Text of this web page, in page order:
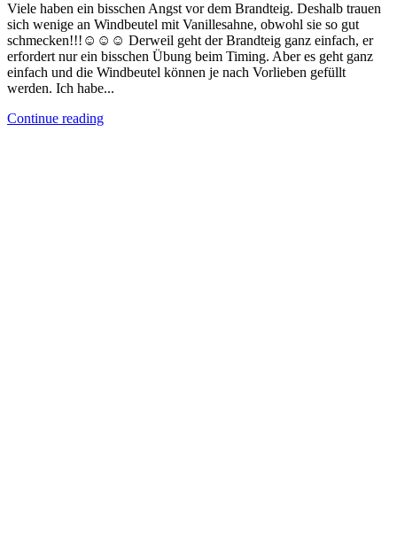
Viele haben ein bisschen Angst vor dem Brandteig. Deshalb trauen
sich wenige an Windbeutel mit Vanillesahne, obwohl sie so gut
schmecken!!!☺️☺️☺️ Derweil geht der Brandteig ganz einfach, er
erfordert nur ein bisschen Übung beim Timing. Aber es geht ganz
einfach und die Windbeutel können je nach Vorlieben gefüllt
werden. Ich habe...
Continue reading